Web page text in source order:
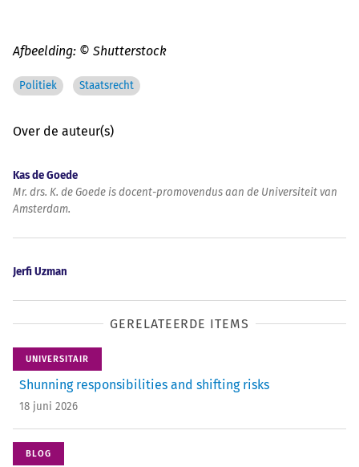
Afbeelding: © Shutterstock
Politiek Staatsrecht
Over de auteur(s)
Kas de Goede
Mr. drs. K. de Goede is docent-promovendus aan de Universiteit van
Amsterdam.
Jerfi Uzman
GERELATEERDE ITEMS
UNIVERSITAIR
Shunning responsibilities and shifting risks
18 juni 2026
BLOG